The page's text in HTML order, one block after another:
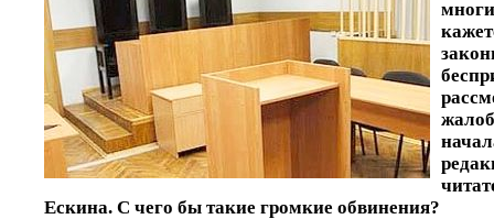
Ескина. С чего бы такие громкие обвинения?